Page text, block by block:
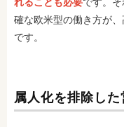
確な欧米型の働き方が
です。
属人化を排除し